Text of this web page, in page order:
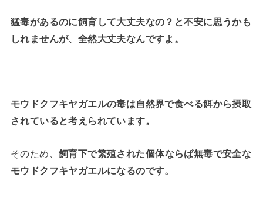
猛毒があるのに飼育して大丈夫なの？と不安に思うかも
しれませんが、全然大丈夫なんですよ。
モウドクフキヤガエルの毒は自然界で食べる餌から摂取
されていると考えられています。
そのため、 飼育下で繁殖された個体ならば無毒で安全な
モウドクフキヤガエルになるのです。